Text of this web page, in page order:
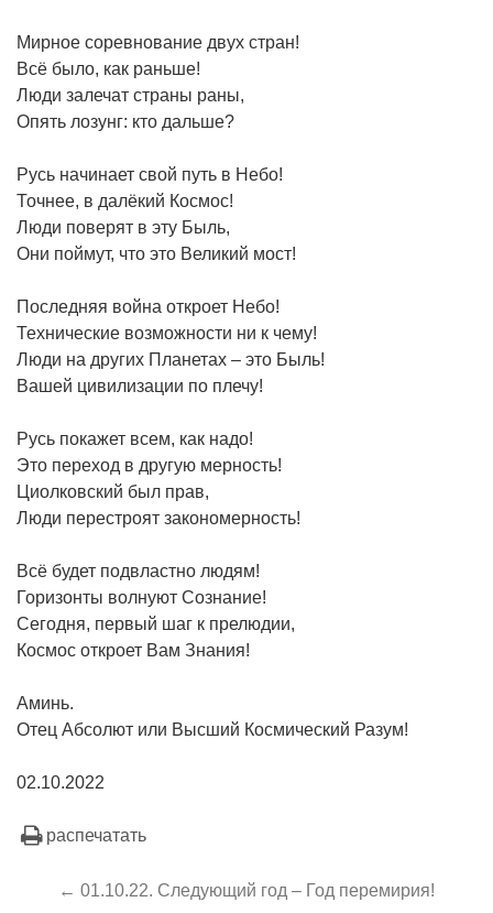
Мирное соревнование двух стран!
Всё было, как раньше!
Люди залечат страны раны,
Опять лозунг: кто дальше?
Русь начинает свой путь в Небо!
Точнее, в далёкий Космос!
Люди поверят в эту Быль,
Они поймут, что это Великий мост!
Последняя война откроет Небо!
Технические возможности ни к чему!
Люди на других Планетах – это Быль!
Вашей цивилизации по плечу!
Русь покажет всем, как надо!
Это переход в другую мерность!
Циолковский был прав,
Люди перестроят закономерность!
Всё будет подвластно людям!
Горизонты волнуют Сознание!
Сегодня, первый шаг к прелюдии,
Космос откроет Вам Знания!
Аминь.
Отец Абсолют или Высший Космический Разум!
02.10.2022
распечатать
← 01.10.22. Следующий год – Год перемирия!